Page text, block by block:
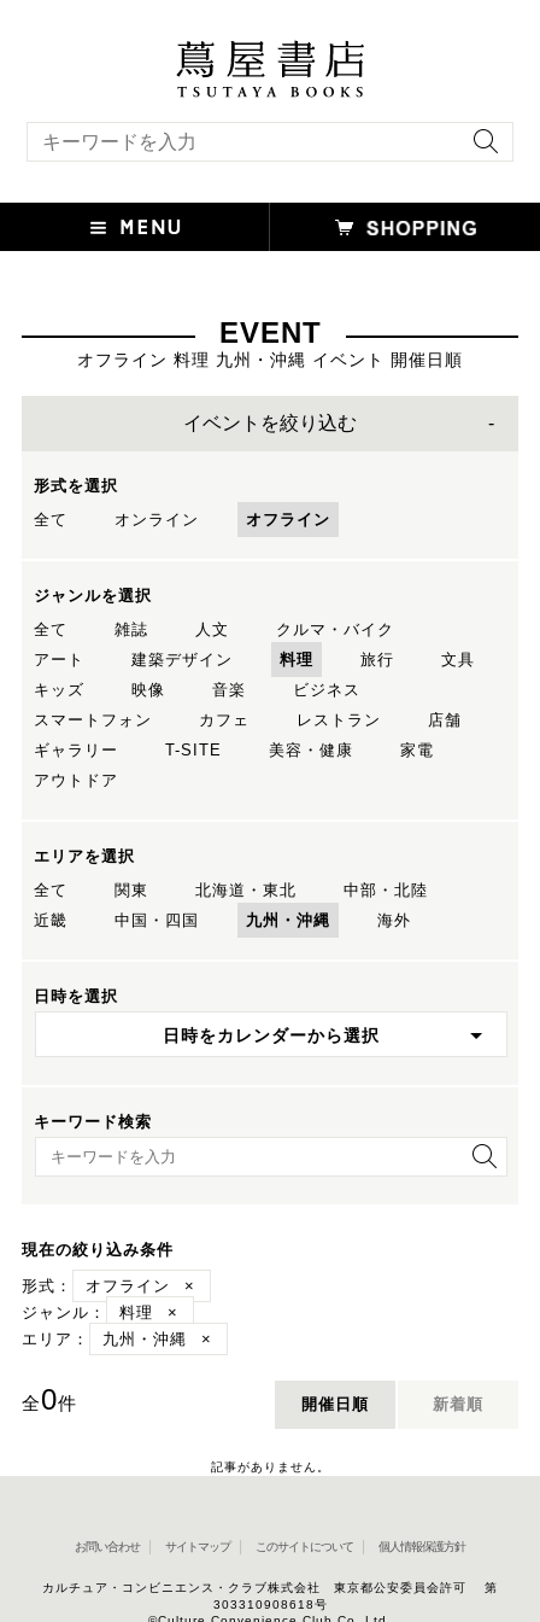
EVENT
オフライン 料理 九州・沖縄 イベント 開催日順
イベントを絞り込む
形式を選択
全て
オンライン オフライン
ジャンルを選択
全て
雑誌 人文
クルマ・バイク
アート
建築デザイン 料理 旅行
文具
キッズ
映像 音楽
ビジネス
スマートフォン
カフェ レストラン
店舗
ギャラリー
T-SITE 美容・健康
家電
アウトドア
エリアを選択
全て
関東 北海道・東北
中部・北陸
近畿
中国・四国 九州・沖縄 海外
日時を選択
日時をカレンダーから選択
キーワード検索
キーワード検索
現在の絞り込み条件
形式：
オフライン
×
ジャンル：
料理
×
エリア：
九州・沖縄 ×
全0件 開催日順 新着順
記事がありません。
お問い合わせ サイトマップ このサイトについて 個人情報保護方針
カルチュア・コンビニエンス・クラブ株式会社 東京都公安委員会許可 第
303310908618号